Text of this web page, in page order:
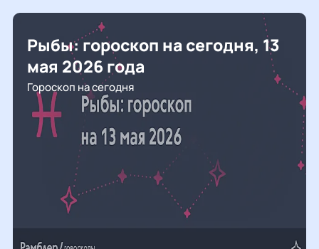
Рыбы: гороскоп на сегодня, 13
мая 2026 года
Гороскоп на сегодня